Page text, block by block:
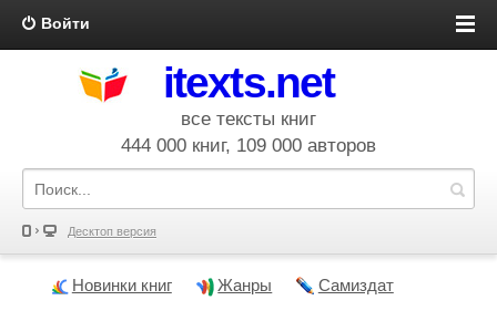
Войти
itexts.net
все тексты книг
444 000 книг, 109 000 авторов
Десктоп версия
Новинки книг Жанры Самиздат